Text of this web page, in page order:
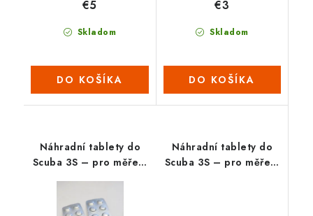
Skladom
€5
DO KOŠÍKA
Skladom
€3
DO KOŠÍKA
Náhradní tablety do
Scuba 3S – pro měření
LR)
Náhradní tablety do
Scuba 3S – pro měření